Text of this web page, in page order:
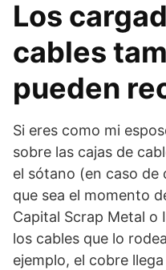
Los
cables
pueden
Si eres como mi
sobre las cajas de
el sótano (en caso de
que sea el momento
Capital Scrap Metal o
los cables que lo
ejemplo, el cobre